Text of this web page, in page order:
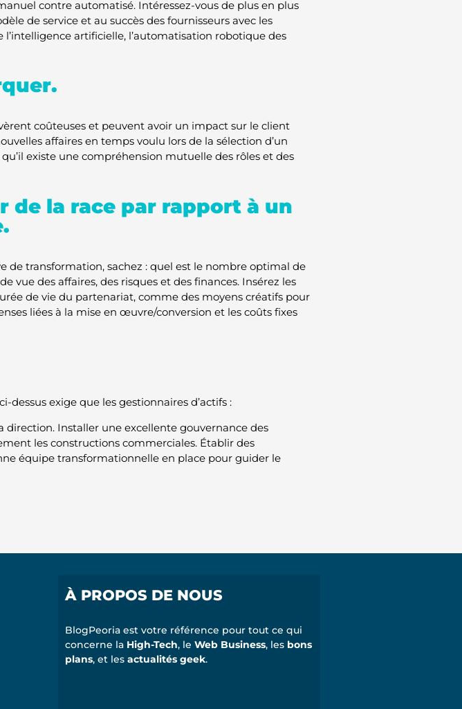
contre automatisé. Intéressez-vous de plus en plus
de service et au succès des fournisseurs avec les
artificielle, l’automatisation robotique des
coûteuses et peuvent avoir un impact sur le client
affaires en temps voulu lors de la sélection d’un
existe une compréhension mutuelle des rôles et des
de la race par rapport à un
de transformation, sachez : quel est le nombre optimal de
vue des affaires, des risques et des finances. Insérez les
de vie du partenariat, comme des moyens créatifs pour
liées à la mise en œuvre/conversion et les coûts fixes
exige que les gestionnaires d’actifs :
direction. Installer une excellente gouvernance des
les constructions commerciales. Établir des
équipe transformationnelle en place pour guider le
À PROPOS DE NOUS
BlogPeoria est votre référence pour tout ce qui
concerne la High-Tech, le Web Business, les bons
plans, et les actualités geek.